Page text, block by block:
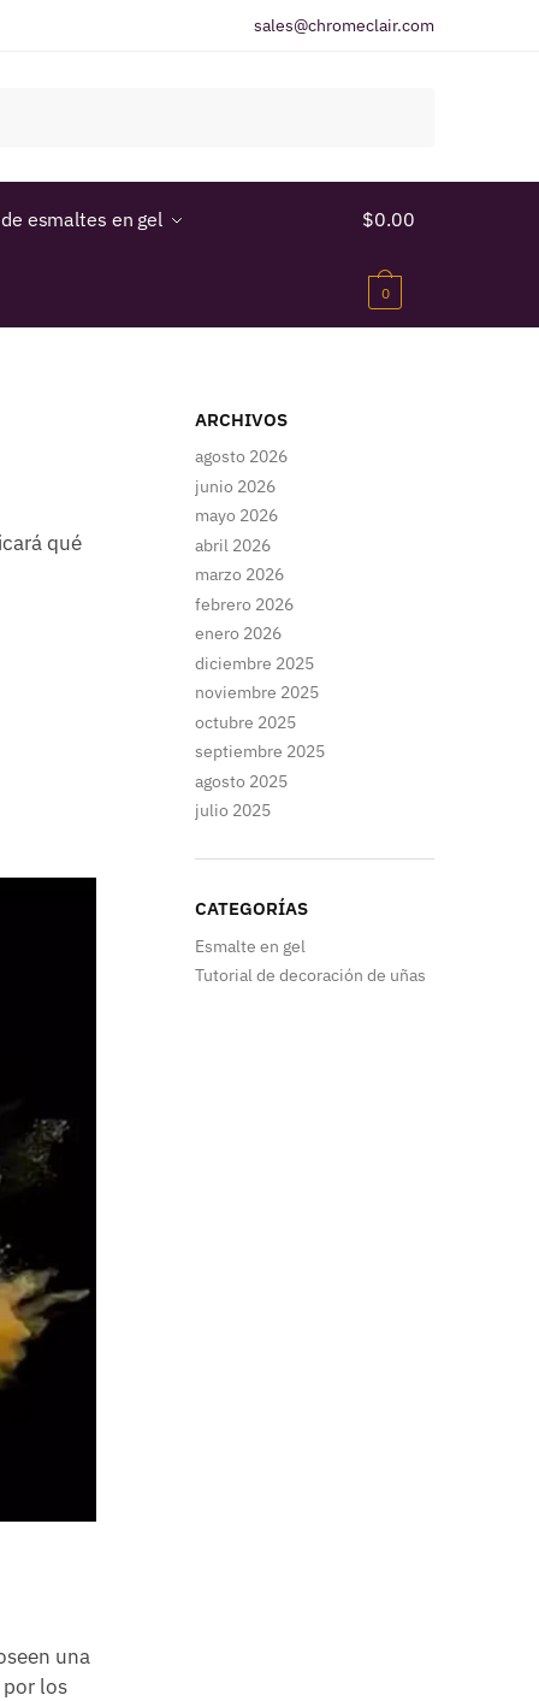
sales@chromeclair.com
esmaltes en gel $0.00
0
qué
una
los
ARCHIVOS
agosto 2026
junio 2026
mayo 2026
abril 2026
marzo 2026
febrero 2026
enero 2026
diciembre 2025
noviembre 2025
octubre 2025
septiembre 2025
agosto 2025
julio 2025
CATEGORÍAS
Esmalte en gel
Tutorial de decoración de uñas